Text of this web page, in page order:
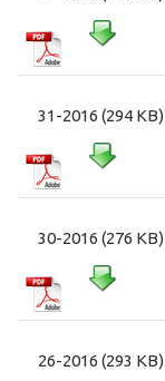
31-2016 (294 KB)
30-2016 (276 KB)
26-2016 (293 KB)